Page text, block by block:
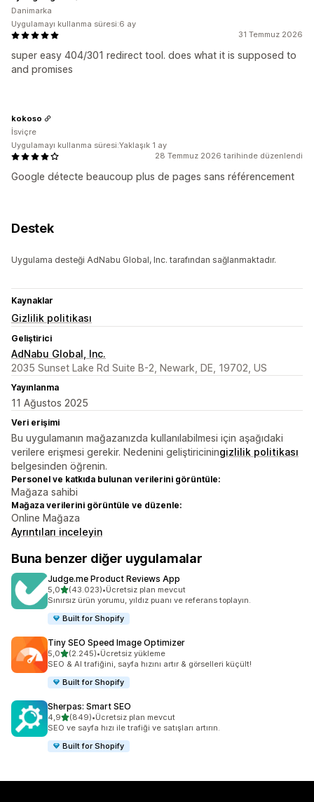
31 Temmuz 2026
super easy 404/301 redirect tool. does what it is supposed to
and promises
Danimarka
Uygulamayı kullanma süresi:6 ay
28 Temmuz 2026 tarihinde düzenlendi
Google détecte beaucoup plus de pages sans référencement
kokoso
İsviçre
Uygulamayı kullanma süresi:Yaklaşık 1 ay
Destek
Uygulama desteği AdNabu Global, Inc. tarafından sağlanmaktadır.
Kaynaklar
Gizlilik politikası
Geliştirici
AdNabu Global, Inc.
2035 Sunset Lake Rd Suite B-2, Newark, DE, 19702, US
Yayınlanma
11 Ağustos 2025
Veri erişimi
Bu uygulamanın mağazanızda kullanılabilmesi için aşağıdaki
verilere erişmesi gerekir. Nedenini geliştiriciningizlilik politikası
belgesinden öğrenin.
Personel ve katkıda bulunan verilerini görüntüle:
Mağaza sahibi
Mağaza verilerini görüntüle ve düzenle:
Online Mağaza
Ayrıntıları inceleyin
Buna benzer diğer uygulamalar
Judge.me Product Reviews App
5,05 yıldız üzerinden
(43.023)
toplam 43023 değerlendirme
•Ücretsiz plan mevcut
Sınırsız ürün yorumu, yıldız puanı ve referans toplayın.
Built for Shopify
Tiny SEO Speed Image Optimizer
5,05 yıldız üzerinden
(2.245)
toplam 2245 değerlendirme
•Ücretsiz yükleme
SEO & AI trafiğini, sayfa hızını artır & görselleri küçült!
Built for Shopify
Sherpas: Smart SEO
4,95 yıldız üzerinden
(849)
toplam 849 değerlendirme
•Ücretsiz plan mevcut
SEO ve sayfa hızı ile trafiği ve satışları artırın.
Built for Shopify